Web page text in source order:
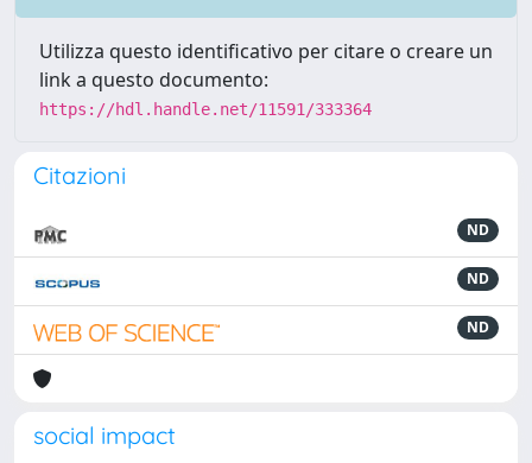
Utilizza questo identificativo per citare o creare un
link a questo documento:
https://hdl.handle.net/11591/333364
Citazioni
ND
ND
ND
social impact